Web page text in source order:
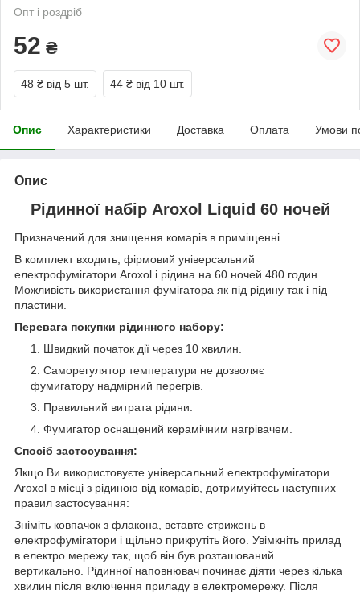
Опт і роздріб
52 ₴
48 ₴ від 5 шт. 44 ₴ від 10 шт.
Опис Характеристики Доставка Оплата Умови
Опис
Рідинної набір Aroxol Liquid 60 ночей
Призначений для знищення комарів в приміщенні.
В комплект входить, фірмовий універсальний
електрофумігатори Aroxol і рідина на 60 ночей 480 годин.
Можливість використання фумігатора як під рідину так і під
пластини.
Перевага покупки рідинного набору:
Швидкий початок дії через 10 хвилин.
Саморегулятор температури не дозволяє
фумигатору надмірний перегрів.
Правильний витрата рідини.
Фумигатор оснащений керамічним нагрівачем.
Спосіб застосування:
Якщо Ви використовуєте універсальний електрофумігатори
Aroxol в місці з рідиною від комарів, дотримуйтесь наступних
правил застосування:
Зніміть ковпачок з флакона, вставте стрижень в
електрофумігатори і щільно прикрутіть його. Увімкніть прилад
в електро мережу так, щоб він був розташований
вертикально. Рідинної наповнювач починає діяти через кілька
хвилин після включення приладу в електромережу. Після